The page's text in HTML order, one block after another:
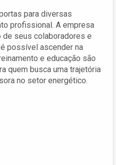
para diversas
profissional. A empresa
seus colaboradores e
possível ascender na
e educação são
quem busca uma trajetória
no setor energético.